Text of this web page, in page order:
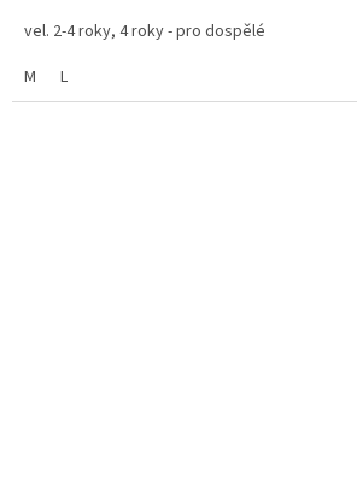
vel. 2-4 roky, 4 roky - pro dospělé
M
L